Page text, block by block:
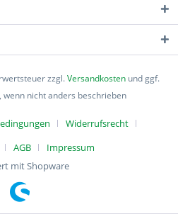
zzgl.Versandkosten und ggf.
nicht anders beschrieben
Widerrufsrecht
AGB
Impressum
mit Shopware